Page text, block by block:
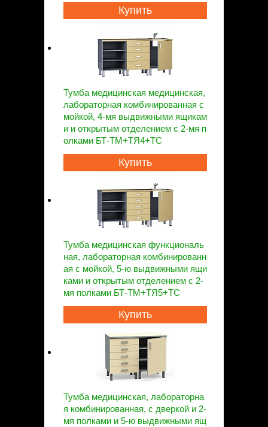
Купить
Тумба медицинская медицинская,
лабораторная комбинированная с
мойкой, 4-мя выдвижными ящикам
и и открытым отделением с 2-мя п
олками БТ-ТМ+ТЯ4+ТС
Купить
Тумба медицинская функциональ
ная, лабораторная комбинированн
ая с мойкой, 5-ю выдвижными ящи
ками и открытым отделением с 2-
мя полками БТ-ТМ+ТЯ5+ТС
Купить
Тумба медицинская, лабораторна
я комбинированная, c дверкой и 2-
мя полками и 5-ю выдвижными ящ